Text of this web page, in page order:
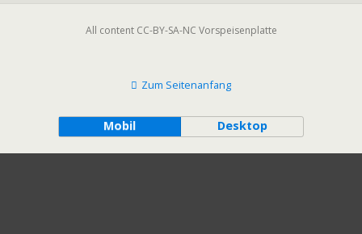
All content CC-BY-SA-NC Vorspeisenplatte
Zum Seitenanfang
Mobil Desktop